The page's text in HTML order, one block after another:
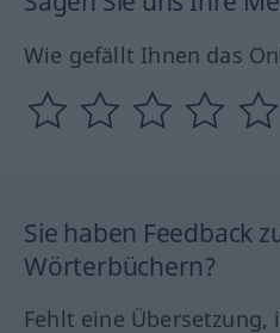
Wie gefällt Ihnen das
Sie haben Feedback
Wörterbüchern?
Fehlt eine